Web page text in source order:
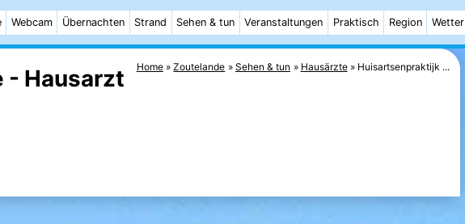
Webcam Übernachten Strand Sehen & tun Veranstaltungen Praktisch Region Wetter
Home Zoutelande Sehen & tun Hausärzte Huisartsenpraktijk ...
Hausarzt